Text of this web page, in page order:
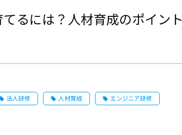
るには？人材育成のポイント
法人研修 人材育成 エンジニア研修